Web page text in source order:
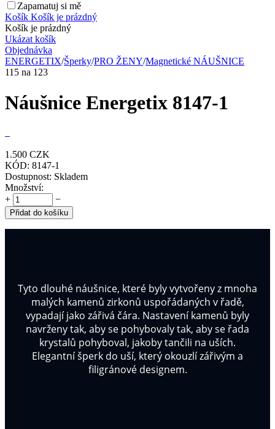
Zapamatuj si mě
Košík Košík je prázdný
Košík je prázdný
Ukázat košík
Objednávka
ENERGETIX/Šperky/PRO ŽENY/Magnetické NÁUŠNICE
115 na 123
Náušnice Energetix 8147-1
1.500 CZK
KÓD: 8147-1
Dostupnost: Skladem
Množství:
+
−
Přidat do košíku
Tyto dlouhé náušnice, které byly vytvořeny z mnoha
malých kamenů zirkonů uspořádaných v řadě,
vypadají jako zářivá čára. Nastavení kamenů byly
navrženy tak, aby se pohybovaly tak, aby se řada
krystalů pohyboval, jakoby tančili na uších.
Elegantní šperk do uší, který okouzlí zářivým a
filigránové designem.